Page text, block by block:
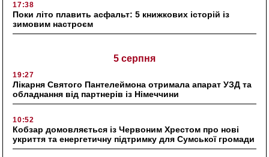
17:38
Поки літо плавить асфальт: 5 книжкових історій із
зимовим настроєм
5 серпня
19:27
Лікарня Святого Пантелеймона отримала апарат УЗД та
обладнання від партнерів із Німеччини
10:52
Кобзар домовляється із Червоним Хрестом про нові
укриття та енергетичну підтримку для Сумської громади